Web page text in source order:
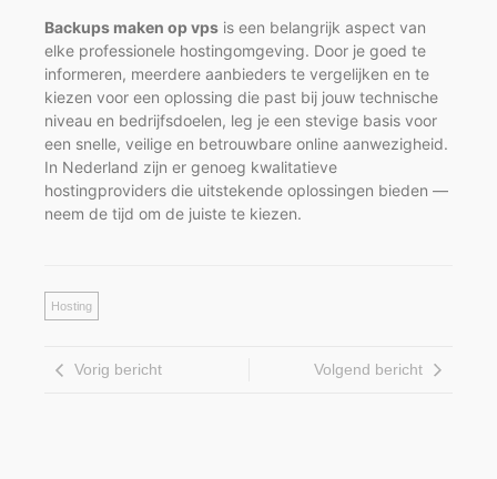
Backups maken op vps is een belangrijk aspect van
elke professionele hostingomgeving. Door je goed te
informeren, meerdere aanbieders te vergelijken en te
kiezen voor een oplossing die past bij jouw technische
niveau en bedrijfsdoelen, leg je een stevige basis voor
een snelle, veilige en betrouwbare online aanwezigheid.
In Nederland zijn er genoeg kwalitatieve
hostingproviders die uitstekende oplossingen bieden —
neem de tijd om de juiste te kiezen.
Hosting
Vorig bericht Volgend bericht